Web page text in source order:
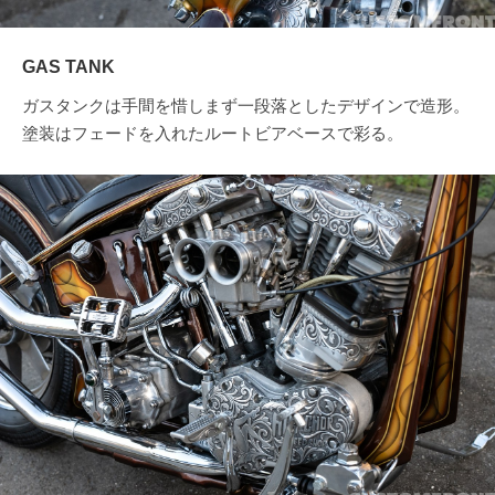
GAS TANK
ガスタンクは手間を惜しまず一段落としたデザインで造形。
塗装はフェードを入れたルートビアベースで彩る。